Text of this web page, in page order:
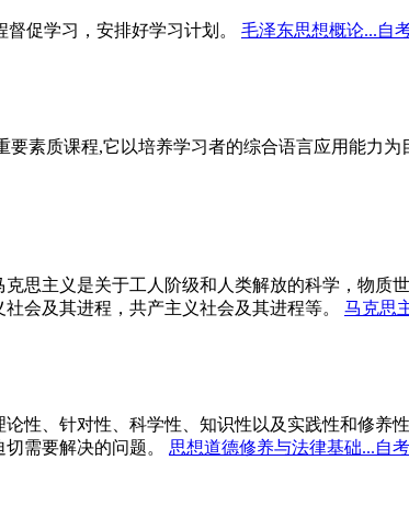
促学习，安排好学习计划。 毛泽东思想概论...自
素质课程,它以培养学习者的综合语言应用能力
思主义是关于工人阶级和人类解放的科学，物质
会及其进程，共产主义社会及其进程等。
马克思
性、针对性、科学性、知识性以及实践性和修
需要解决的问题。
思想道德修养与法律基础...自